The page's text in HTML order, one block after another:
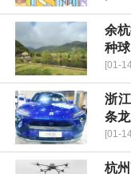
余
种球
[01-
浙
条
[01-
杭